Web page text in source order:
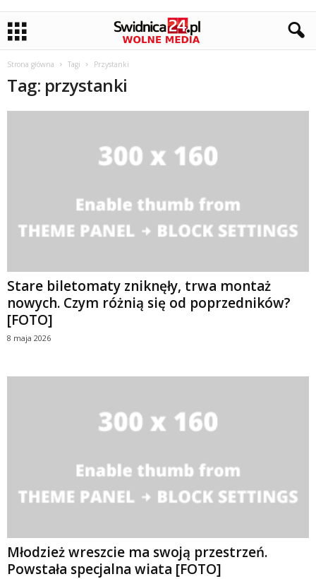
Strona główna Tagi Przystanki
Tag: przystanki
Stare biletomaty zniknęły, trwa montaż
nowych. Czym różnią się od poprzedników?
[FOTO]
8 maja 2026
Młodzież wreszcie ma swoją przestrzeń.
Powstała specjalna wiata [FOTO]